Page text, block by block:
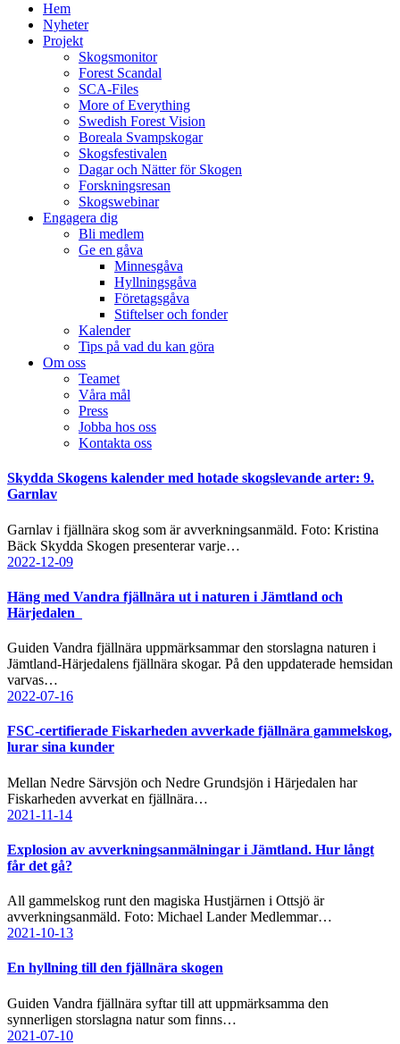
Hem
Nyheter
Projekt
Skogsmonitor
Forest Scandal
SCA-Files
More of Everything
Swedish Forest Vision
Boreala Svampskogar
Skogsfestivalen
Dagar och Nätter för Skogen
Forskningsresan
Skogswebinar
Engagera dig
Bli medlem
Ge en gåva
Minnesgåva
Hyllningsgåva
Företagsgåva
Stiftelser och fonder
Kalender
Tips på vad du kan göra
Om oss
Teamet
Våra mål​
Press
Jobba hos oss
Kontakta oss
facebook-
1
instagram
cloud-
light
youtube
linkedin
Skydda Skogens kalender med hotade skogslevande arter: 9.
Garnlav
Garnlav i fjällnära skog som är avverkningsanmäld. Foto: Kristina
Bäck Skydda Skogen presenterar varje…
2022-12-09
Häng med Vandra fjällnära ut i naturen i Jämtland och
Härjedalen
Guiden Vandra fjällnära uppmärksammar den storslagna naturen i
Jämtland-Härjedalens fjällnära skogar. På den uppdaterade hemsidan
varvas…
2022-07-16
FSC-certifierade Fiskarheden avverkade fjällnära gammelskog,
lurar sina kunder
Mellan Nedre Särvsjön och Nedre Grundsjön i Härjedalen har
Fiskarheden avverkat en fjällnära…
2021-11-14
Explosion av avverkningsanmälningar i Jämtland. Hur långt
får det gå?
All gammelskog runt den magiska Hustjärnen i Ottsjö är
avverkningsanmäld. Foto: Michael Lander Medlemmar…
2021-10-13
En hyllning till den fjällnära skogen
Guiden Vandra fjällnära syftar till att uppmärksamma den
synnerligen storslagna natur som finns…
2021-07-10